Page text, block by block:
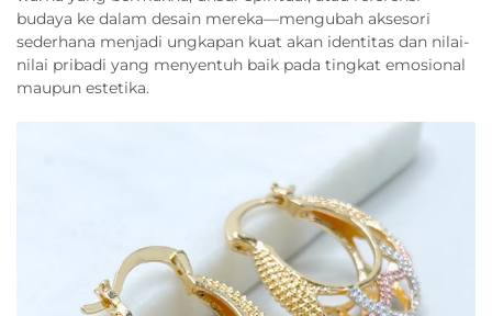
budaya ke dalam desain mereka—mengubah aksesori
sederhana menjadi ungkapan kuat akan identitas dan nilai-
nilai pribadi yang menyentuh baik pada tingkat emosional
maupun estetika.